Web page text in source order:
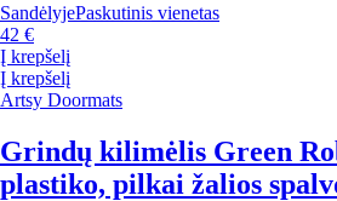
SandėlyjePaskutinis vienetas
42 €
Į krepšelį
Į krepšelį
Artsy Doormats
Grindų kilimėlis Green
plastiko, pilkai žalios